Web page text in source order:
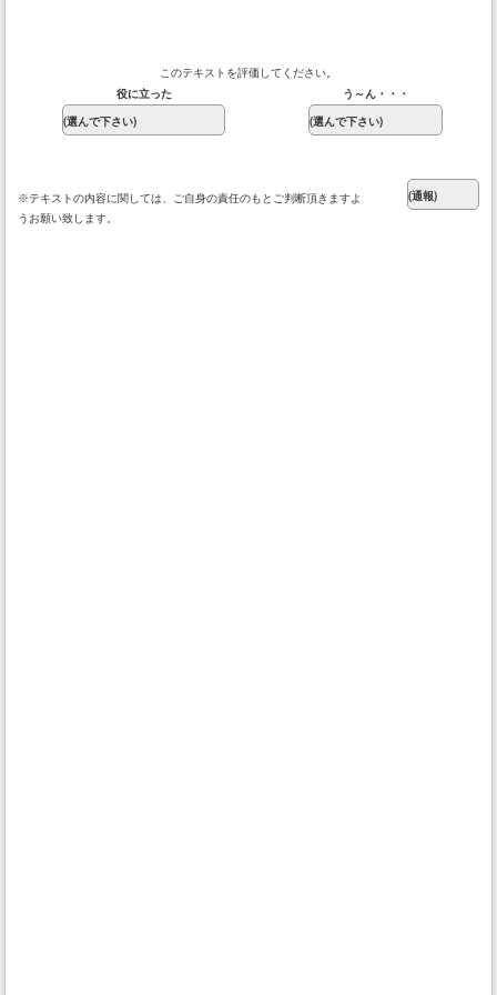
このテキストを評価してください。
役に立った
う～ん・・・
※テキストの内容に関しては、ご自身の責任のもとご判断頂きますよ
うお願い致します。